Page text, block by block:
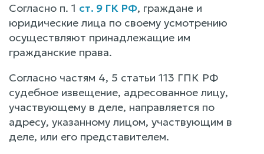
Согласно п. 1 ст. 9 ГК РФ, граждане и
юридические лица по своему усмотрению
осуществляют принадлежащие им
гражданские права.
Согласно частям 4, 5 статьи 113 ГПК РФ
судебное извещение, адресованное лицу,
участвующему в деле, направляется по
адресу, указанному лицом, участвующим в
деле, или его представителем.